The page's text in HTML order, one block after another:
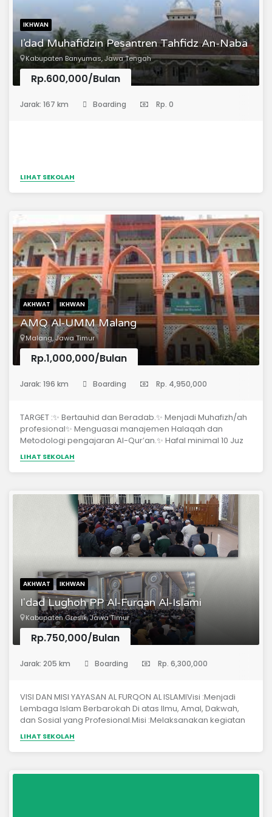
IKHWAN
I’dad Muhafidzin Pesantren Tahfidz An-Naba
Kabupaten Banyumas, Jawa Tengah
Rp.600,000/Bulan
Jarak: 167 km Boarding Rp. 0
LIHAT SEKOLAH
AKHWAT IKHWAN
AMQ Al-UMM Malang
Malang, Jawa Timur
Rp.1,000,000/Bulan
Jarak: 196 km Boarding Rp. 4,950,000
TARGET :✨ Bertauhid dan Beradab.✨ Menjadi Muhafizh/ah
profesional✨ Menguasai manajemen Halaqah dan
Metodologi pengajaran Al-Qur’an.✨ Hafal minimal 10 Juz
dengan bacaan yang benar.✨ Menguasai Matan Tajwid
“Jazariyyah” (bersanad).✨ Menguasai dasar-dasar ilmu
syar’i (bersanad).✨ Mampu berbahasa Arab untuk
LIHAT SEKOLAH
AKHWAT IKHWAN
I'dad Lughoh PP Al-Furqan Al-Islami
Kabupaten Gresik, Jawa Timur
Rp.750,000/Bulan
Jarak: 205 km Boarding Rp. 6,300,000
VISI DAN MISI YAYASAN AL FURQON AL ISLAMIVisi :Menjadi
Lembaga Islam Berbarokah Di atas Ilmu, Amal, Dakwah,
dan Sosial yang Profesional.Misi :Melaksanakan kegiatan
yang bertujuan meningkatkan keimanan dan
ketaqwaan.Menegakkan dan mengajarkan nilai-nilai
Islam berlandaskan Al-Qur’an dan as-Sunnah sesuai
Pendidikan yang berkualitas dan membimbing
LIHAT SEKOLAH